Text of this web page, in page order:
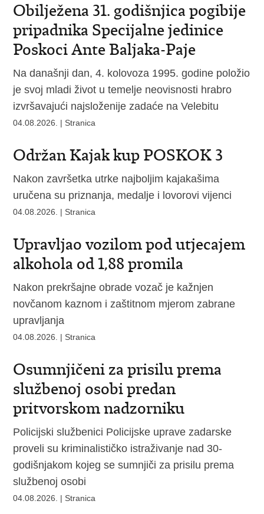
Obilježena 31. godišnjica pogibije
pripadnika Specijalne jedinice
Poskoci Ante Baljaka-Paje
Na današnji dan, 4. kolovoza 1995. godine položio
je svoj mladi život u temelje neovisnosti hrabro
izvršavajući najsloženije zadaće na Velebitu
04.08.2026. | Stranica
Održan Kajak kup POSKOK 3
Nakon završetka utrke najboljim kajakašima
uručena su priznanja, medalje i lovorovi vijenci
04.08.2026. | Stranica
Upravljao vozilom pod utjecajem
alkohola od 1,88 promila
Nakon prekršajne obrade vozač je kažnjen
novčanom kaznom i zaštitnom mjerom zabrane
upravljanja
04.08.2026. | Stranica
Osumnjičeni za prisilu prema
službenoj osobi predan
pritvorskom nadzorniku
Policijski službenici Policijske uprave zadarske
proveli su kriminalističko istraživanje nad 30-
godišnjakom kojeg se sumnjiči za prisilu prema
službenoj osobi
04.08.2026. | Stranica